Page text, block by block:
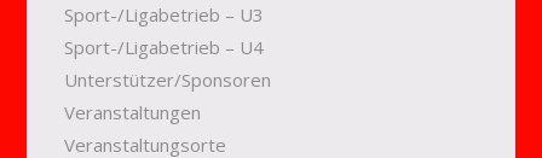
Sport-/Ligabetrieb – U3
Sport-/Ligabetrieb – U4
Unterstützer/Sponsoren
Veranstaltungen
Veranstaltungsorte